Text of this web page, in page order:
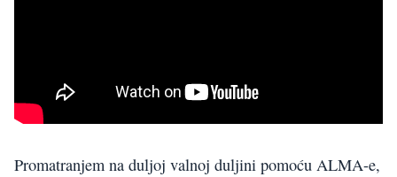
Promatranjem na duljoj valnoj duljini pomoću ALMA-e,